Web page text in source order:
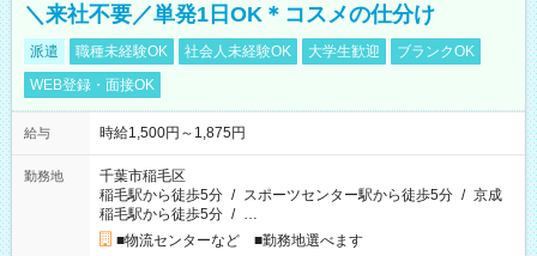
＼来社不要／単発1日OK＊コスメの仕分け
派遣 職種未経験OK 社会人未経験OK 大学生歓迎
ブランクOK
WEB登録・面接OK
給与 時給1,500円～1,875円
勤務地
千葉市稲毛区
稲毛駅から徒歩5分 / スポーツセンター駅から徒歩5分 / 京成
稲毛駅から徒歩5分 / …
■物流センターなど ■勤務地選べます